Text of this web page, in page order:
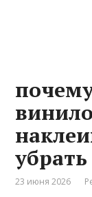
убрать
23 июня 2026